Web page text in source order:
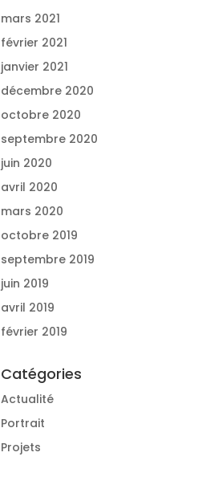
mars 2021
février 2021
janvier 2021
décembre 2020
octobre 2020
septembre 2020
juin 2020
avril 2020
mars 2020
octobre 2019
septembre 2019
juin 2019
avril 2019
février 2019
Catégories
Actualité
Portrait
Projets